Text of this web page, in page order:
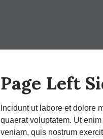
Page Left
Incidunt ut labore et dolore
quaerat voluptatem. Ut
veniam, quis nostrum